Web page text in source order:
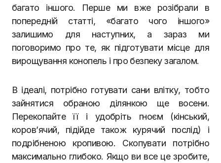
багато іншого. Перше ми вже розібрали в
попередній статті, «багато чого іншого»
залишимо для наступних, а зараз ми
поговоримо про те, як підготувати місце для
вирощування конопель і про безпеку загалом.
В ідеалі, потрібно готувати сани влітку, тобто
зайнятися обраною ділянкою ще восени.
Перекопайте її і удобріть гноєм (кінський,
коров’ячий, підійде також курячий послід) і
подрібненою кропивою. Скопувати потрібно
максимально глибоко. Якщо ви все це зробите,